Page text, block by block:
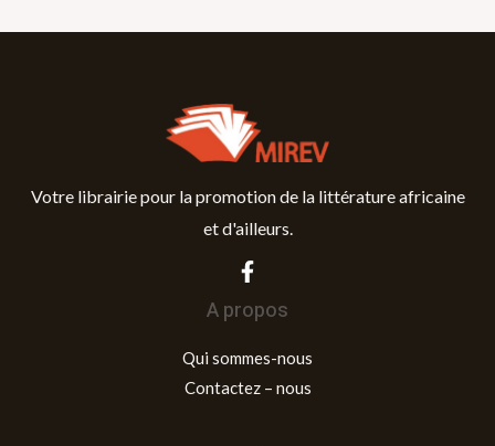
Votre librairie pour la promotion de la littérature africaine
et d'ailleurs.
A propos
Qui sommes-nous
Contactez – nous